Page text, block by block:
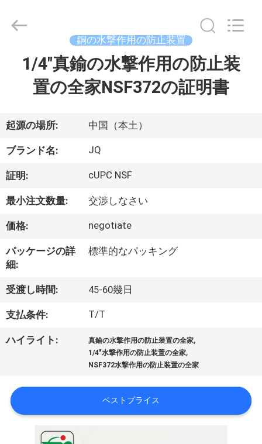
ロ
ダ
ク
ト
達
に
つ
い
工
場
2026
銅の水撃作用の防止装置
1/4"真鍮の水撃作用の防止装
置の全家NSF372の証明書
起源の場所: 中国（本土）
ブランド名: JQ
証明: cUPC NSF
最小注文数量: 交渉しなさい
価格: negotiate
パッケージの詳
細:
標準的なパッキング
受渡し時間: 45-60幾日
支払条件: T/T
ハイライト: 真鍮の水撃作用の防止装置の全家,
1/4"水撃作用の防止装置の全家,
NSF372水撃作用の防止装置の全家
ベストプライス